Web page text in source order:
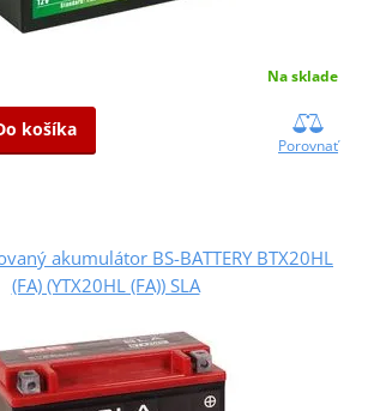
Na sklade
košíka
Porovnať
akumulátor BS-BATTERY BTX20HL
(FA) (YTX20HL (FA)) SLA